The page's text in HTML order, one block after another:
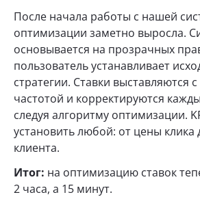
После начала работы с нашей
оптимизации заметно выросла.
основывается на прозрачных
пользователь устанавливает
стратегии. Ставки выставляются
частотой и корректируются
следуя алгоритму оптимизации.
установить любой: от цены клика
клиента.
Итог: на оптимизацию ставок
2 часа, а 15 минут.